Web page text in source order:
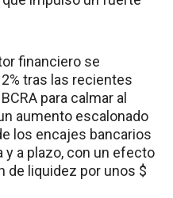
financiero se
tras las recientes
para calmar al
aumento escalonado
los encajes bancarios
y a plazo, con un efecto
de liquidez por unos $